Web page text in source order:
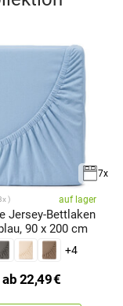
7x
auf lager
Jersey-Bettlaken
90 x 200 cm
+4
ab 22,49€